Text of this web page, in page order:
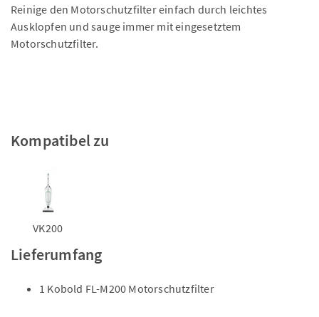
Reinige den Motorschutzfilter einfach durch leichtes
Ausklopfen und sauge immer mit eingesetztem
Motorschutzfilter.
Kompatibel zu
VK200
Lieferumfang
1 Kobold FL-M200 Motorschutzfilter